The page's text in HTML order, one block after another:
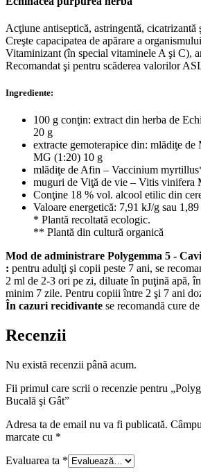
Acţiune antiseptică, astringentă, cicatrizantă
Creşte capacipatea de apărare a organismului
Vitaminizant (în special vitaminele A şi C),
Recomandat şi pentru scăderea valorilor
Ingrediente:
100 g conţin: extract din herba de
20 g
extracte gemoterapice din: mlădiţe de
MG (1:20) 10 g
mlădiţe de Afin – Vaccinium
muguri de Viţă de vie – Vitis vinifera
Conţine 18 % vol. alcool etilic din
Valoare energetică: 7,91 kJ/g sau
* Plantă recoltată ecologic.
** Plantă din cultură organică
Mod de administrare Polygemma 5 -
: pentru adulţi şi copii peste 7 ani, se
2 ml de 2-3 ori pe zi, diluate în puţină apă,
minim 7 zile. Pentru copiii între 2 şi 7 ani
În cazuri recidivante se recomandă cure
Recenzii
Nu există recenzii până acum.
Fii primul care scrii o recenzie pentru
Bucală şi Gât”
Adresa ta de email nu va fi publicată.
marcate cu *
Evaluarea ta *